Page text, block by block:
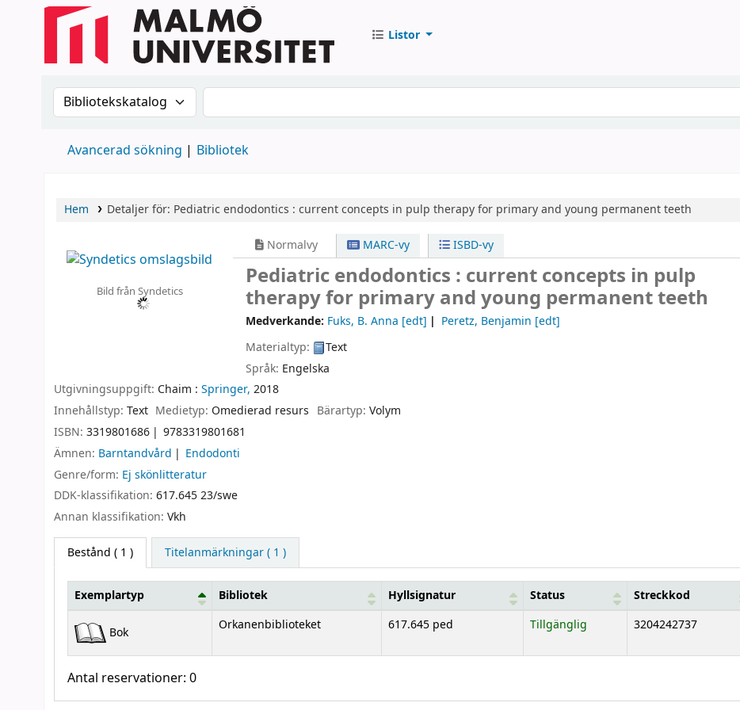
Listor
Sök i katalogen efter:Sök i katalogen
Avancerad sökning Bibliotek
Hem Detaljer för: Pediatric endodontics : current concepts in pulp therapy for primary and young permanent teeth
Bild från Syndetics
Normalvy MARC-vy ISBD-vy
Pediatric endodontics : current concepts in pulp
therapy for primary and young permanent teeth
Medverkande: Fuks, B. Anna [edt] Peretz, Benjamin [edt]
Materialtyp:
Text
Språk: Engelska
Utgivningsuppgift: Chaim : Springer, 2018
Innehållstyp: Text Medietyp: Omedierad resurs Bärartyp: Volym
ISBN: 3319801686
9783319801681
Ämnen: Barntandvård
Endodonti
Genre/form: Ej skönlitteratur
DDK-klassifikation: 617.645 23/swe
Annan klassifikation: Vkh
Bestånd ( 1 ) Titelanmärkningar ( 1 )
Bestånd
Exemplartyp Bibliotek Hyllsignatur Status Streckkod
Bok Orkanenbiblioteket 617.645 ped Tillgänglig 3204242737
Antal reservationer: 0